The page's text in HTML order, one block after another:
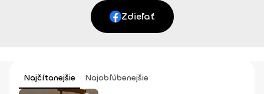
Zdieľať
Najčítanejšie Najobľúbenejšie